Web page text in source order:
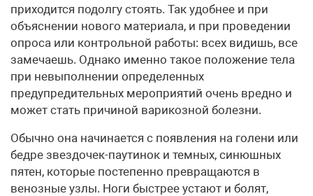
приходится подолгу стоять. Так удобнее и при
объяснении нового материала, и при проведении
опроса или контрольной работы: всех видишь, все
замечаешь. Однако именно такое положение тела
при невыполнении определенных
предупредительных мероприятий очень вредно и
может стать причиной варикозной болезни.
Обычно она начинается с появления на голени или
бедре звездочек-паутинок и темных, синюшных
пятен, которые постепенно превращаются в
венозные узлы. Ноги быстрее устают и болят,